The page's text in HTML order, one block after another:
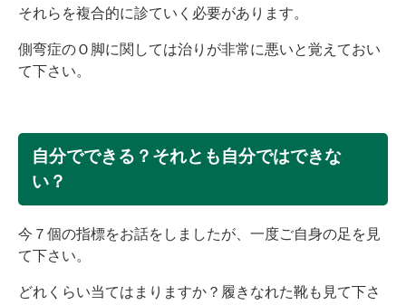
それらを複合的に診ていく必要があります。
側弯症のＯ脚に関しては治りが非常に悪いと覚えておい
て下さい。
自分でできる？それとも自分ではできな
い？
今７個の指標をお話をしましたが、一度ご自身の足を見
て下さい。
どれくらい当てはまりますか？履きなれた靴も見て下さ